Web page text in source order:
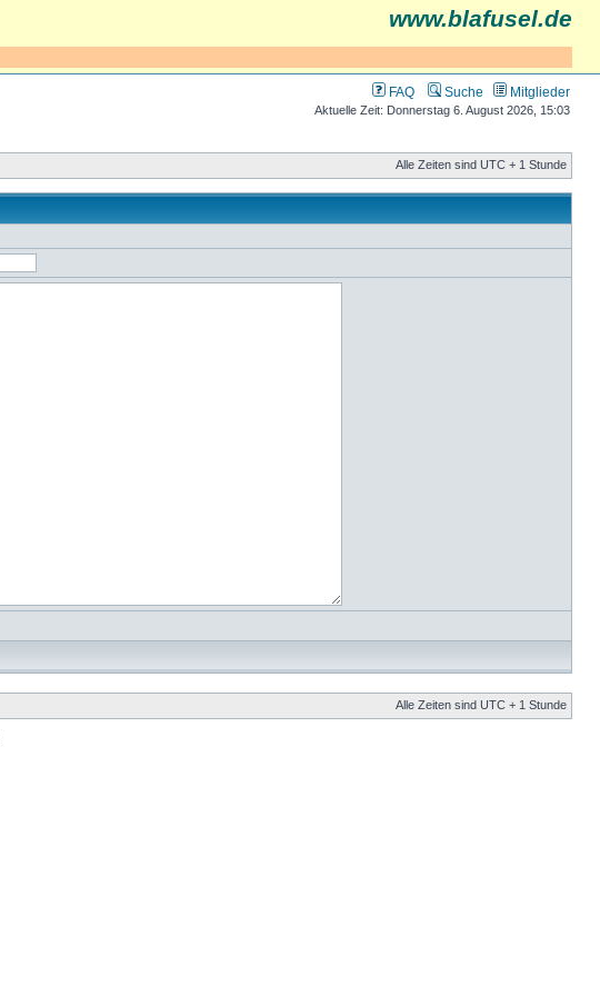
www.blafusel.de
FAQ Suche Mitglieder
Aktuelle Zeit: Donnerstag 6. August 2026, 15:03
Alle Zeiten sind UTC + 1 Stunde
Alle Zeiten sind UTC + 1 Stunde